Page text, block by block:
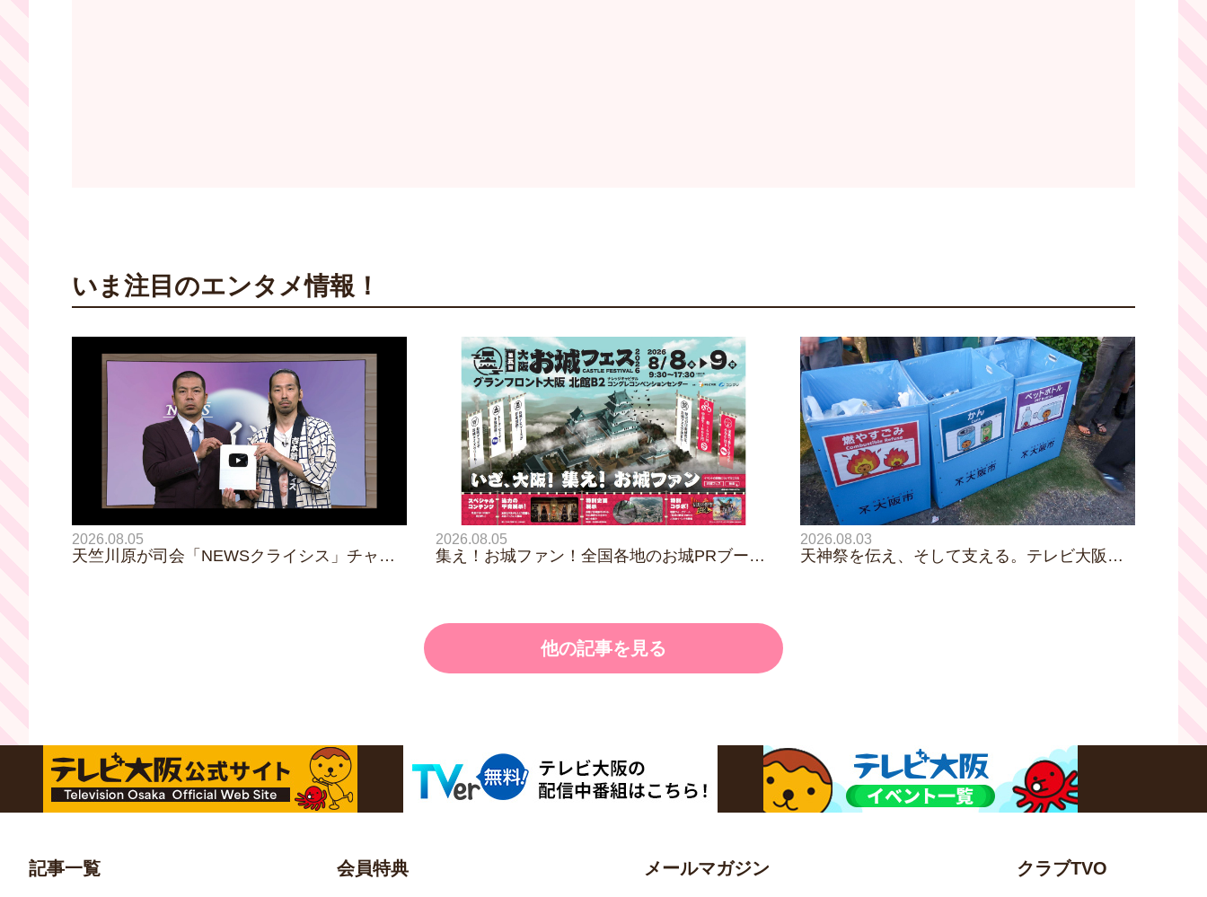
いま注目のエンタメ情報！
2026.08.05
天竺川原が司会「NEWSクライシス」チャン
2026.08.05
集え！お城ファン！全国各地のお城PRブース
2026.08.03
天神祭を伝え、そして支える。テレビ大阪が
他の記事を見る
記事一覧 会員特典 メールマガジン クラブTVO